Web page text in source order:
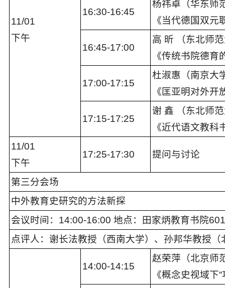
11/01
下午
16:30-16:45
杨祎卓（华东师
《当代德国双
16:45-17:00
高 昕 （东北师
《传统书院德
17:00-17:15
杜淑惠（南京大
《匡亚明对外
17:15-17:25
谢 鑫 （东北师
《近代语文教
11/01
下午
17:25-17:30 提问与讨论
第三分会场
中外教育史研究的方法新探
会议时间：14:00-16:00 地点：
田家炳教育书院601
点评人： 谢长法教授 （西南大学） 、 孙邦华教授（
14:00-14:15
赵荣萍（北京师
《概念史视域下